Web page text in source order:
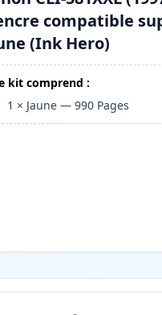
compatible
(Ink Hero)
kit comprend :
1 × Jaune —990 Pages